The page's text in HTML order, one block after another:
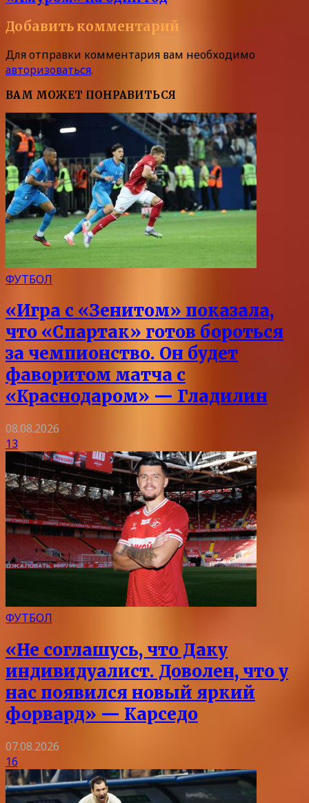
Добавить комментарий
Для отправки комментария вам необходимо
авторизоваться.
ВАМ МОЖЕТ ПОНРАВИТЬСЯ
ФУТБОЛ
«Игра с «Зенитом» показала,
что «Спартак» готов бороться
за чемпионство. Он будет
фаворитом матча с
«Краснодаром» — Гладилин
08.08.2026
13
ФУТБОЛ
«Не соглашусь, что Даку
индивидуалист. Доволен, что у
нас появился новый яркий
форвард» — Карседо
07.08.2026
16